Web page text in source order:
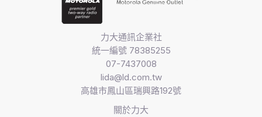
力大通訊企業社
統一編號 78385255
07-7437008
lida@ld.com.tw
高雄市鳳山區瑞興路192號
關於力大